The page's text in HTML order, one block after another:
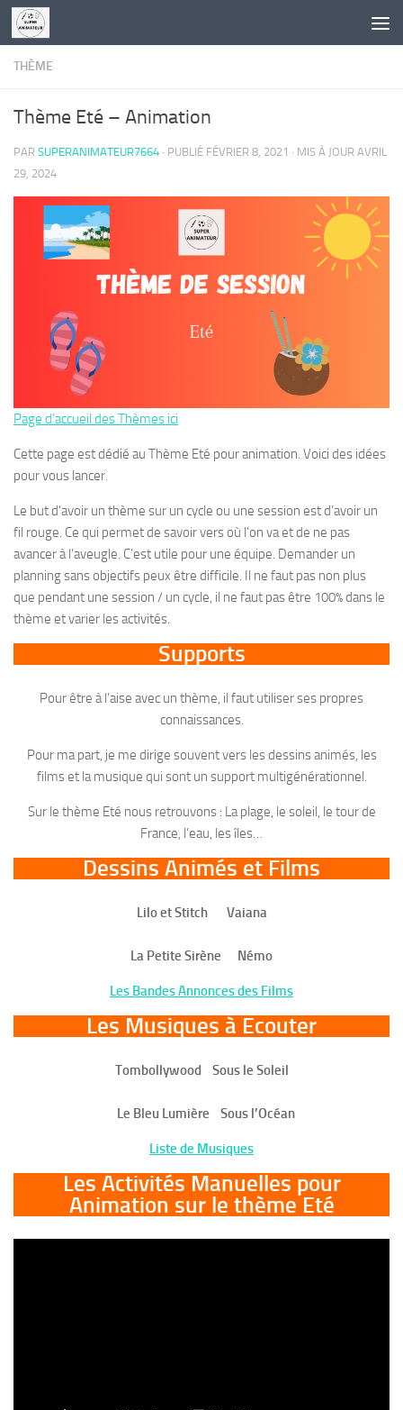
Skip to content
THÈME
Thème Eté – Animation
PAR SUPERANIMATEUR7664 · PUBLIÉ FÉVRIER 8, 2021 · MIS À JOUR AVRIL
29, 2024
Page d’accueil des Thèmes ici
Cette page est dédié au Thème Eté pour animation. Voici des idées
pour vous lancer.
Le but d’avoir un thème sur un cycle ou une session est d’avoir un
fil rouge. Ce qui permet de savoir vers où l’on va et de ne pas
avancer à l’aveugle. C’est utile pour une équipe. Demander un
planning sans objectifs peux être difficile. Il ne faut pas non plus
que pendant une session / un cycle, il ne faut pas être 100% dans le
thème et varier les activités.
Supports
Pour être à l’aise avec un thème, il faut utiliser ses propres
connaissances.
Pour ma part, je me dirige souvent vers les dessins animés, les
films et la musique qui sont un support multigénérationnel.
Sur le thème Eté nous retrouvons : La plage, le soleil, le tour de
France, l’eau, les îles…
Dessins Animés et Films
Lilo et Stitch Vaiana
La Petite Sirène Némo
Les Bandes Annonces des Films
Les Musiques à Ecouter
Tombollywood Sous le Soleil
Le Bleu Lumière Sous l’Océan
Liste de Musiques
Les Activités Manuelles pour
Animation sur le thème Eté